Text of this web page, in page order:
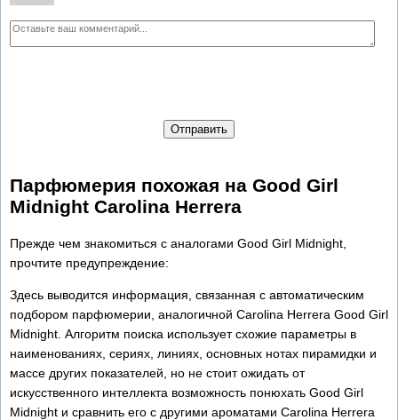
Отправить
Парфюмерия похожая на Good Girl
Midnight Carolina Herrera
Прежде чем знакомиться с аналогами Good Girl Midnight,
прочтите предупреждение:
Здесь выводится информация, связанная с автоматическим
подбором парфюмерии, аналогичной Carolina Herrera Good Girl
Midnight. Алгоритм поиска использует схожие параметры в
наименованиях, сериях, линиях, основных нотах пирамидки и
массе других показателей, но не стоит ожидать от
искусственного интеллекта возможность понюхать Good Girl
Midnight и сравнить его с другими ароматами Carolina Herrera